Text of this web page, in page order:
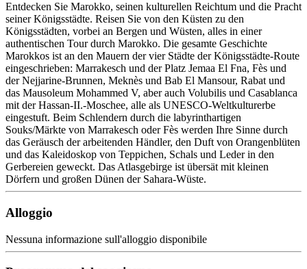
Entdecken Sie Marokko, seinen kulturellen Reichtum und die Pracht
seiner Königsstädte. Reisen Sie von den Küsten zu den
Königsstädten, vorbei an Bergen und Wüsten, alles in einer
authentischen Tour durch Marokko. Die gesamte Geschichte
Marokkos ist an den Mauern der vier Städte der Königsstädte-Route
eingeschrieben: Marrakesch und der Platz Jemaa El Fna, Fès und
der Nejjarine-Brunnen, Meknès und Bab El Mansour, Rabat und
das Mausoleum Mohammed V, aber auch Volubilis und Casablanca
mit der Hassan-II.-Moschee, alle als UNESCO-Weltkulturerbe
eingestuft. Beim Schlendern durch die labyrinthartigen
Souks/Märkte von Marrakesch oder Fès werden Ihre Sinne durch
das Geräusch der arbeitenden Händler, den Duft von Orangenblüten
und das Kaleidoskop von Teppichen, Schals und Leder in den
Gerbereien geweckt. Das Atlasgebirge ist übersät mit kleinen
Dörfern und großen Dünen der Sahara-Wüste.
Alloggio
Nessuna informazione sull'alloggio disponibile